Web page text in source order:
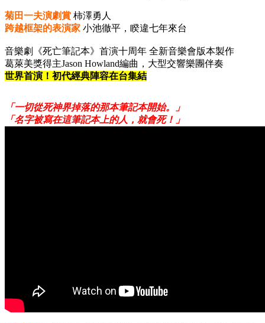
菊田一夫演劇賞 柿澤勇人
跨越框架的表演家 小池徹平 ， 睽違七年來台
音樂劇《死亡筆記本》首演十周年 全新音樂會版本製作
葛萊美獎得主Jason Howland編曲，大型交響樂團伴奏
世界首演！初代經典陣容在台集結
「一切從死神界掉落的那本筆記本開始。」
「名字被寫在這筆記本上的人，就會死！」